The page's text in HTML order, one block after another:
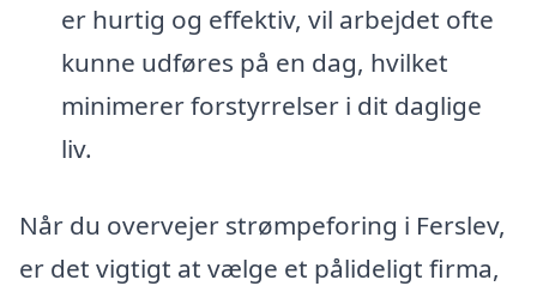
er hurtig og effektiv, vil arbejdet ofte
kunne udføres på en dag, hvilket
minimerer forstyrrelser i dit daglige
liv.
Når du overvejer strømpeforing i Ferslev,
er det vigtigt at vælge et pålideligt firma,